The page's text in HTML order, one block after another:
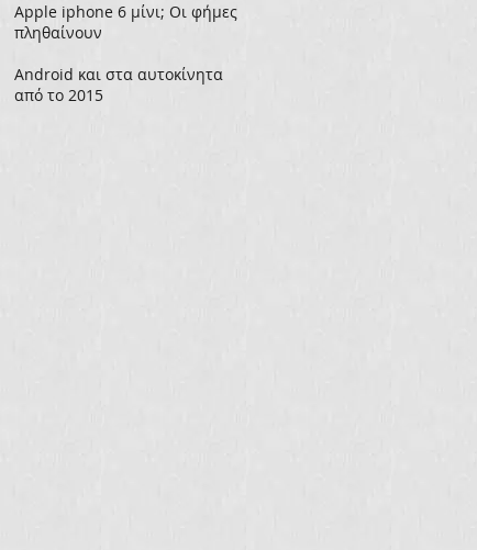
Apple iphone 6 μίνι; Οι φήμες
πληθαίνουν
Android και στα αυτοκίνητα
από το 2015